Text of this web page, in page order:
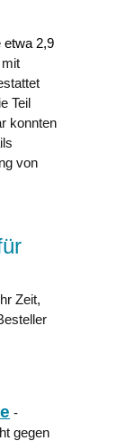
etwa 2,9
mit
Teil
konnten
von
Zeit,
-
gegen